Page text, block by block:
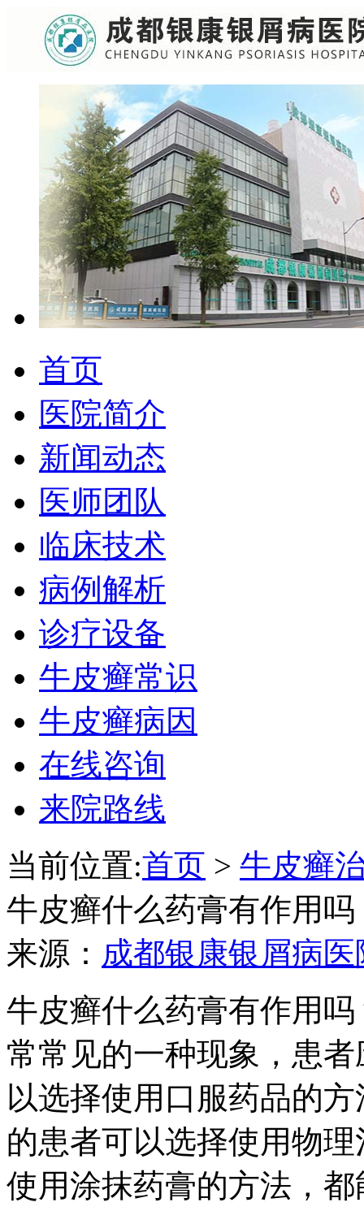
首页
医院简介
新闻动态
医师团队
临床技术
病例解析
诊疗设备
牛皮癣常识
牛皮癣病因
在线咨询
来院路线
当前位置:首页 > 牛皮癣
牛皮癣什么药膏有作用吗
来源： 成都银康银屑病医
牛皮癣什么药膏有作用
常常见的一种现象，患
以选择使用口服药品的
的患者可以选择使用物
使用涂抹药膏的方法，